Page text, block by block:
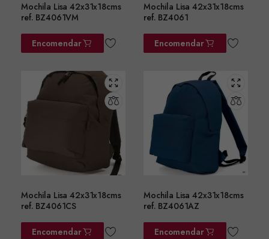
Mochila Lisa 42x31x18cms
ref. BZ4061VM
Encomendar
Mochila Lisa 42x31x18cms
ref. BZ4061
Encomendar
Mochila Lisa 42x31x18cms
ref. BZ4061CS
Encomendar
Mochila Lisa 42x31x18cms
ref. BZ4061AZ
Encomendar